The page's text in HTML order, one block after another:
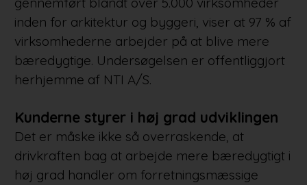
inden for arkitektur og byggeri, viser at 97 % af
virksomhederne arbejder på at blive mere
bæredygtige. Undersøgelsen er offentliggjort
herhjemme af NTI A/S.
Kunderne styrer i høj grad udviklingen
Det er måske ikke så overraskende, at
drivkraften bag at arbejde mere bæredygtigt i
høj grad handler om forretningsmæssige